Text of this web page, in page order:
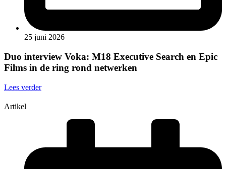
25 juni 2026
Duo interview Voka: M18 Executive Search en Epic
Films in de ring rond netwerken
Lees verder
Artikel